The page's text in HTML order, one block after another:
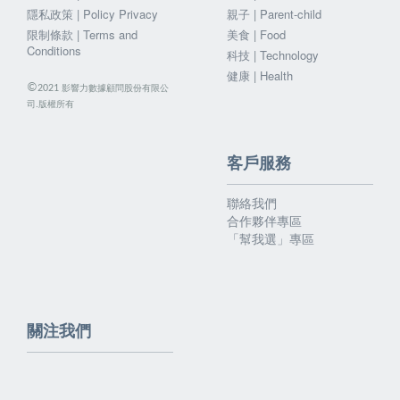
隱私政策 | Policy Privacy
限制條款 | Terms and
Conditions
©2021 影響力數據顧問股份有限公
司.版權所有
親子 | Parent-child
美食 | Food
科技 | Technology
健康 | Health
客戶服務
聯絡我們
合作夥伴專區
「幫我選」專區
關注我們